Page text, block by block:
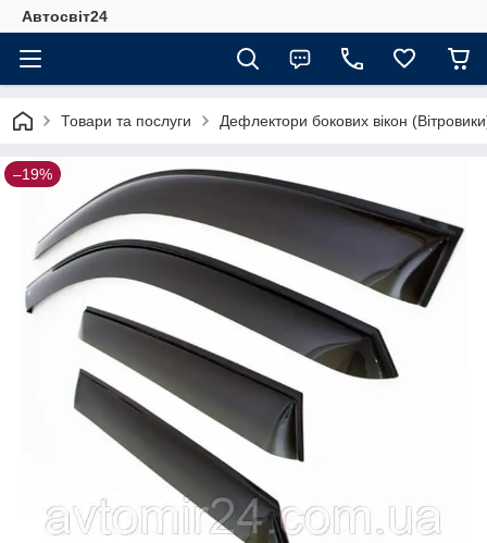
Автосвіт24
Товари та послуги Дефлектори бокових вікон
–19%